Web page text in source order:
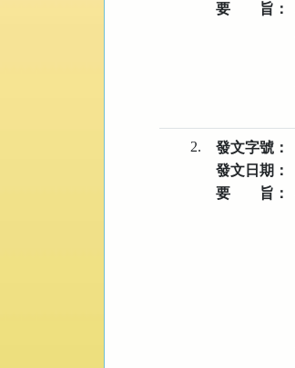
要 旨：
2. 發文字號：
發文日期：
要 旨：